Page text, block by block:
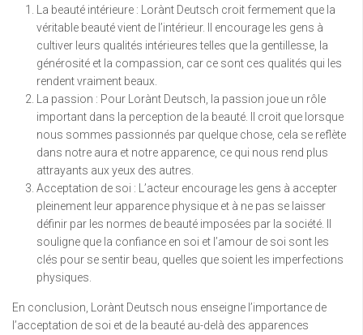
La beauté intérieure : Lorànt Deutsch croit fermement que la
véritable beauté vient de l’intérieur. Il encourage les gens à
cultiver leurs qualités intérieures telles que la gentillesse, la
générosité et la compassion, car ce sont ces qualités qui les
rendent vraiment beaux.
La passion : Pour Lorànt Deutsch, la passion joue un rôle
important dans la perception de la beauté. Il croit que lorsque
nous sommes passionnés par quelque chose, cela se reflète
dans notre aura et notre apparence, ce qui nous rend plus
attrayants aux yeux des autres.
Acceptation de soi : L’acteur encourage les gens à accepter
pleinement leur apparence physique et à ne pas se laisser
définir par les normes de beauté imposées par la société. Il
souligne que la confiance en soi et l’amour de soi sont les
clés pour se sentir beau, quelles que soient les imperfections
physiques.
En conclusion, Lorànt Deutsch nous enseigne l’importance de
l’acceptation de soi et de la beauté au-delà des apparences